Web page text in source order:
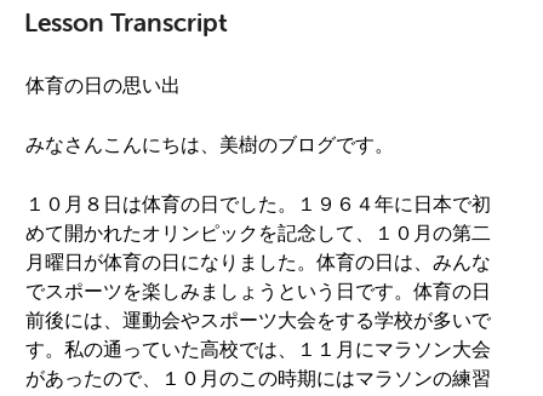
Lesson Transcript
体育の日の思い出
みなさんこんにちは、美樹のブログです。
１０月８日は体育の日でした。１９６４年に日本で初
めて開かれたオリンピックを記念して、１０月の第二
月曜日が体育の日になりました。体育の日は、みんな
でスポーツを楽しみましょうという日です。体育の日
前後には、運動会やスポーツ大会をする学校が多いで
す。私の通っていた高校では、１１月にマラソン大会
があったので、１０月のこの時期にはマラソンの練習